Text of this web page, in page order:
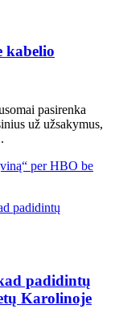
kabelio
pasirenka
už užsakymus,
per HBO be
padidintų
Karolinoje